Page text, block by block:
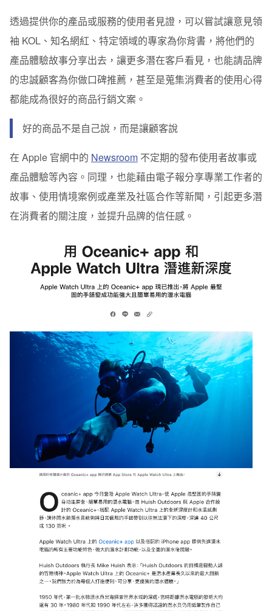
透過提供你的產品或服務的使用者見證，可以嘗試讓意見領
袖 KOL、知名網紅、特定領域的專家為你背書，將他們的
產品體驗故事分享出去，讓更多潛在客戶看見，也能請品牌
的忠誠顧客為你做口碑推薦，甚至是蒐集消費者的使用心得
都能成為很好的商品行銷文案。
好的商品不是自己說，而是讓顧客說
在 Apple 官網中的 Newsroom 不定期的發布使用者故事或
產品體驗等內容。同理，也能藉由電子報分享專業工作者的
故事、使用情境案例或產業及社區合作等新聞，引起更多潛
在消費者的關注度，並提升品牌的信任感。